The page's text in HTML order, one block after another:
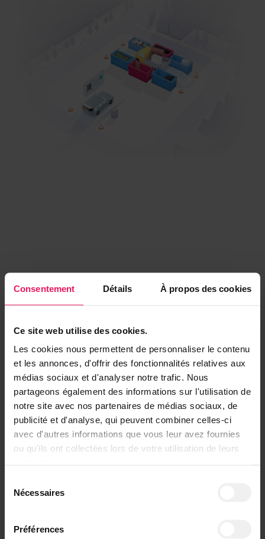
Consentement Détails À propos des cookies
Ce site web utilise des cookies.
Les cookies nous permettent de personnaliser le contenu
et les annonces, d'offrir des fonctionnalités relatives aux
médias sociaux et d'analyser notre trafic. Nous
partageons également des informations sur l'utilisation de
notre site avec nos partenaires de médias sociaux, de
publicité et d'analyse, qui peuvent combiner celles-ci
avec d'autres informations que vous leur avez fournies
ou qu'ils ont collectées lors de votre utilisation de leurs
Nécessaires
Préférences